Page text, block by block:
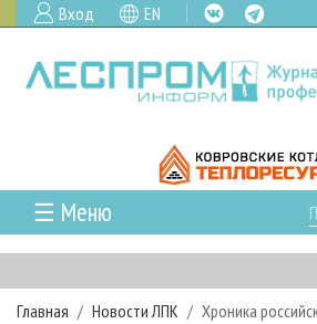
Вход EN
☰ Меню
ГЛАВНАЯ
РУБРИКИ И ТЕМЫ
Главная Новости ЛПК
Хроника